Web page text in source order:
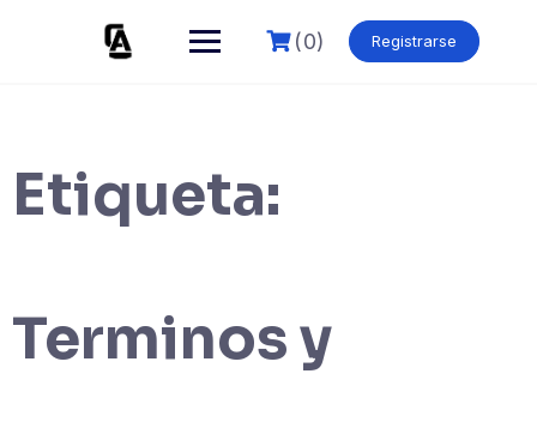
(0) Registrarse
Etiqueta:
Terminos y